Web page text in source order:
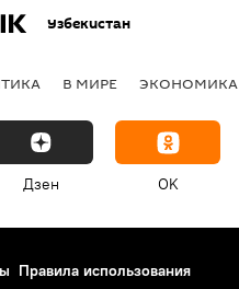
Узбекистан
В МИРЕ ЭКОНОМИКА
Дзен OK
Правила использования